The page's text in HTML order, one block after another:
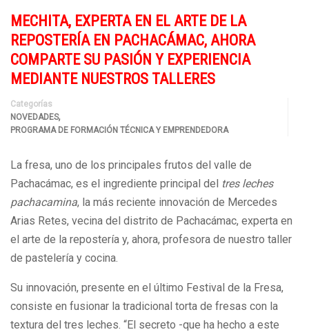
MECHITA, EXPERTA EN EL ARTE DE LA
REPOSTERÍA EN PACHACÁMAC, AHORA
COMPARTE SU PASIÓN Y EXPERIENCIA
MEDIANTE NUESTROS TALLERES
Categorías
NOVEDADES,
PROGRAMA DE FORMACIÓN TÉCNICA Y EMPRENDEDORA
La fresa, uno de los principales frutos del valle de
Pachacámac, es el ingrediente principal del tres leches
pachacamina, la más reciente innovación de Mercedes
Arias Retes, vecina del distrito de Pachacámac, experta en
el arte de la repostería y, ahora, profesora de nuestro taller
de pastelería y cocina.
Su innovación, presente en el último Festival de la Fresa,
consiste en fusionar la tradicional torta de fresas con la
textura del tres leches. “El secreto -que ha hecho a este